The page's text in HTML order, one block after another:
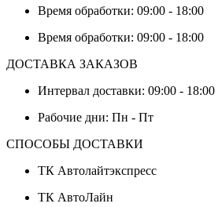
Время обработки: 09:00 - 18:00
Время обработки: 09:00 - 18:00
ДОСТАВКА ЗАКАЗОВ
Интервал доставки: 09:00 - 18:00
Рабочие дни: Пн - Пт
СПОСОБЫ ДОСТАВКИ
ТК Автолайтэкспресс
ТК АвтоЛайн